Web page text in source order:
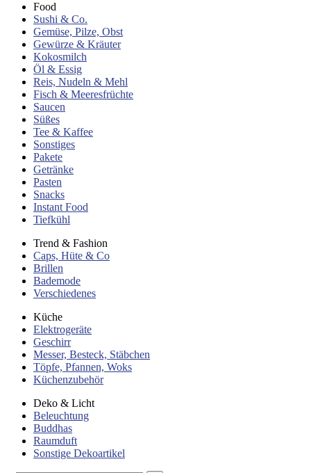
Food
Sushi & Co.
Gemüse, Pilze, Obst
Gewürze & Kräuter
Kokosmilch
Öl & Essig
Reis, Nudeln & Mehl
Fisch & Meeresfrüchte
Saucen
Süßes
Tee & Kaffee
Sonstiges
Pakete
Getränke
Pasten
Snacks
Instant Food
Tiefkühl
Trend & Fashion
Caps, Hüte & Co
Brillen
Bademode
Verschiedenes
Küche
Elektrogeräte
Geschirr
Messer, Besteck, Stäbchen
Töpfe, Pfannen, Woks
Küchenzubehör
Deko & Licht
Beleuchtung
Buddhas
Raumduft
Sonstige Dekoartikel